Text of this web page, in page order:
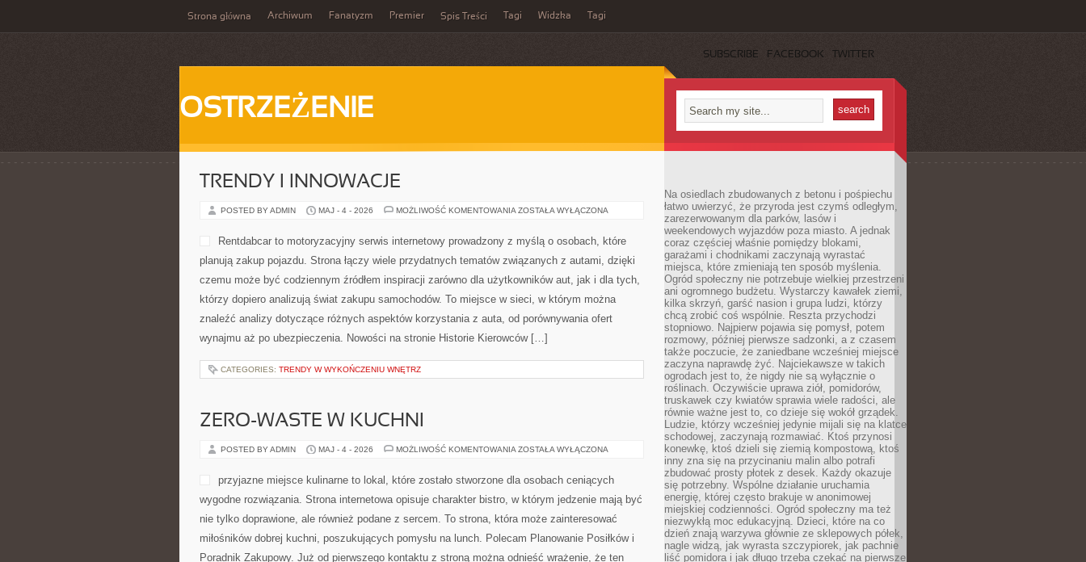
Strona główna Archiwum Fanatyzm Premier Spis Treści Tagi Widzka Tagi
SUBSCRIBE FACEBOOK TWITTER
OSTRZEŻENIE
TRENDY I INNOWACJE
POSTED BY ADMIN MAJ - 4 - 2026 MOŻLIWOŚĆ KOMENTOWANIA TRENDY
ZOSTAŁA WYŁĄCZONA
Rentdabcar to motoryzacyjny serwis internetowy prowadzony z myślą o osobach, które
planują zakup pojazdu. Strona łączy wiele przydatnych tematów związanych z autami, dzięki
czemu może być codziennym źródłem inspiracji zarówno dla użytkowników aut, jak i dla tych,
którzy dopiero analizują świat zakupu samochodów. To miejsce w sieci, w którym można
znaleźć analizy dotyczące różnych aspektów korzystania z auta, od porównywania ofert
wynajmu aż po ubezpieczenia. Nowości na stronie Historie Kierowców […]
CATEGORIES: TRENDY W WYKOŃCZENIU WNĘTRZ
ZERO-WASTE W KUCHNI
POSTED BY ADMIN MAJ - 4 - 2026 MOŻLIWOŚĆ KOMENTOWANIA ZERO-
KUCHNI
ZOSTAŁA WYŁĄCZONA
przyjazne miejsce kulinarne to lokal, które zostało stworzone dla osobach ceniących
wygodne rozwiązania. Strona internetowa opisuje charakter bistro, w którym jedzenie mają być
nie tylko doprawione, ale również podane z sercem. To strona, która może zainteresować
miłośników dobrej kuchni, poszukujących pomysłu na lunch. Polecam Planowanie Posiłków i
Poradnik Zakupowy. Już od pierwszego kontaktu z stroną można odnieść wrażenie, że ten
Na osiedlach zbudowanych z betonu i pośpiechu
łatwo uwierzyć, że przyroda jest czymś odległym,
zarezerwowanym dla parków, lasów i
weekendowych wyjazdów poza miasto. A jednak
coraz częściej właśnie pomiędzy blokami,
garażami i chodnikami zaczynają wyrastać
miejsca, które zmieniają ten sposób myślenia.
Ogród społeczny nie potrzebuje wielkiej przestrzeni
ani ogromnego budżetu. Wystarczy kawałek ziemi,
kilka skrzyń, garść nasion i grupa ludzi, którzy
chcą zrobić coś wspólnie. Reszta przychodzi
stopniowo. Najpierw pojawia się pomysł, potem
rozmowy, później pierwsze sadzonki, a z czasem
także poczucie, że zaniedbane wcześniej miejsce
zaczyna naprawdę żyć. Najciekawsze w takich
ogrodach jest to, że nigdy nie są wyłącznie o
roślinach. Oczywiście uprawa ziół, pomidorów,
truskawek czy kwiatów sprawia wiele radości, ale
równie ważne jest to, co dzieje się wokół grządek.
Ludzie, którzy wcześniej jedynie mijali się na klatce
schodowej, zaczynają rozmawiać. Ktoś przynosi
konewkę, ktoś dzieli się ziemią kompostową, ktoś
inny zna się na przycinaniu malin albo potrafi
zbudować prosty płotek z desek. Każdy okazuje
się potrzebny. Wspólne działanie uruchamia
energię, której często brakuje w anonimowej
miejskiej codzienności. Ogród społeczny ma też
niezwykłą moc edukacyjną. Dzieci, które na co
dzień znają warzywa głównie ze sklepowych półek,
nagle widzą, jak wyrasta szczypiorek, jak pachnie
liść pomidora i jak długo trzeba czekać na pierwsze